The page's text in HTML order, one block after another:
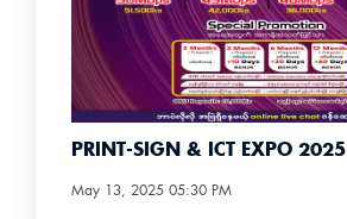
PRINT-SIGN & ICT EXPO 2025
May 13, 2025 05:30 PM